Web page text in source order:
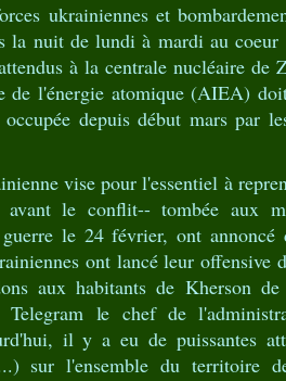
ukrainiennes et
la nuit de lundi à mardi au
à la centrale nucléaire
de l'énergie atomique (AIEA)
depuis début mars par
vise pour l'essentiel à
avant le conflit-- tombée aux
le 24 février, ont annoncé
ont lancé leur offensive
aux habitants de Kherson
le chef de
il y a eu de puissantes
sur l'ensemble du territoire